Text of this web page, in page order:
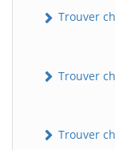
Trouver
Trouver
Trouver